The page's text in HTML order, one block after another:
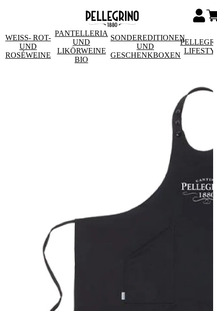
WEISS- ROT- U
ND R
OSÉWEINE
PANTELLERIA
UND
LIKÖRWEINE
BIO
SONDEREDITIONEN
UND
GESCHENKBOXEN